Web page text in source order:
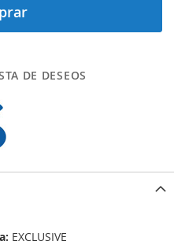
DE DESEOS
EXCLUSIVE